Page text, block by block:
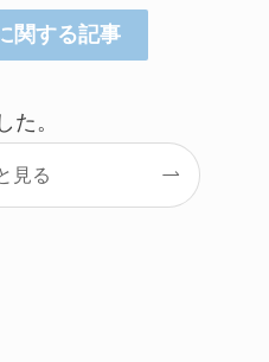
関する記事
た。
見る